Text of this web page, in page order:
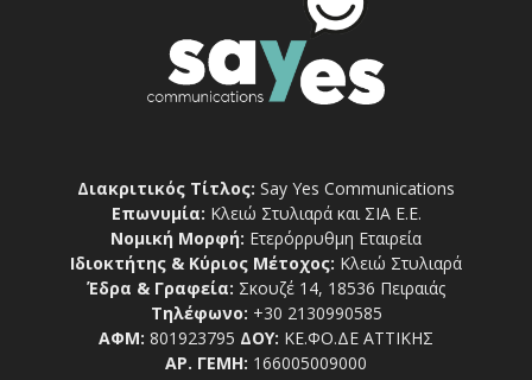
Διακριτικός Τίτλος: Say Yes Communications
Επωνυμία: Κλειώ Στυλιαρά και ΣΙΑ Ε.Ε.
Νομική Μορφή: Ετερόρρυθμη Εταιρεία
Ιδιοκτήτης & Κύριος Μέτοχος: Κλειώ Στυλιαρά
Έδρα & Γραφεία: Σκουζέ 14, 18536 Πειραιάς
Τηλέφωνο: +30 2130990585
ΑΦΜ: 801923795 ΔΟΥ: ΚΕ.ΦΟ.ΔΕ ΑΤΤΙΚΗΣ
ΑΡ. ΓΕΜΗ: 166005009000